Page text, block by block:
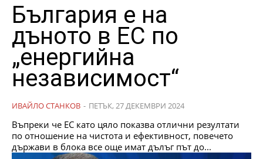
България е на
дъното в ЕС по
„енергийна
независимост“
ИВАЙЛО СТАНКОВ - ПЕТЪК, 27 ДЕКЕМВРИ 2024
Въпреки че ЕС като цяло показва отлични резултати
по отношение на чистота и ефективност, повечето
държави в блока все още имат дълъг път до...